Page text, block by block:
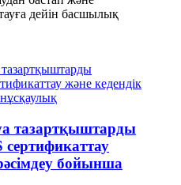
дейін басшылық
тазартқыштарды
бойынша